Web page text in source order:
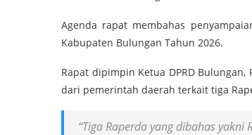
Agenda rapat membahas
Kabupaten Bulungan Tahun 2026.
Rapat dipimpin Ketua DPRD
dari pemerintah daerah terkait tiga
“Tiga Raperda yang dibahas